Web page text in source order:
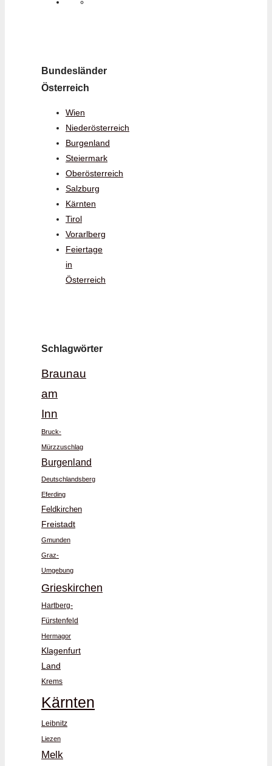
Bundesländer
Österreich
Wien
Niederösterreich
Burgenland
Steiermark
Oberösterreich
Salzburg
Kärnten
Tirol
Vorarlberg
Feiertage
in
Österreich
Schlagwörter
Braunau
am
Inn
Bruck-
Mürzzuschlag
Burgenland
Deutschlandsberg
Eferding
Feldkirchen
Freistadt
Gmunden
Graz-
Umgebung
Grieskirchen
Hartberg-
Fürstenfeld
Hermagor
Klagenfurt
Land
Krems
Kärnten
Leibnitz
Liezen
Melk